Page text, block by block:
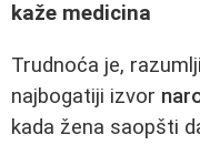
kaže medicina
Trudnoća je,
najbogatiji izvor
kada žena saopšti